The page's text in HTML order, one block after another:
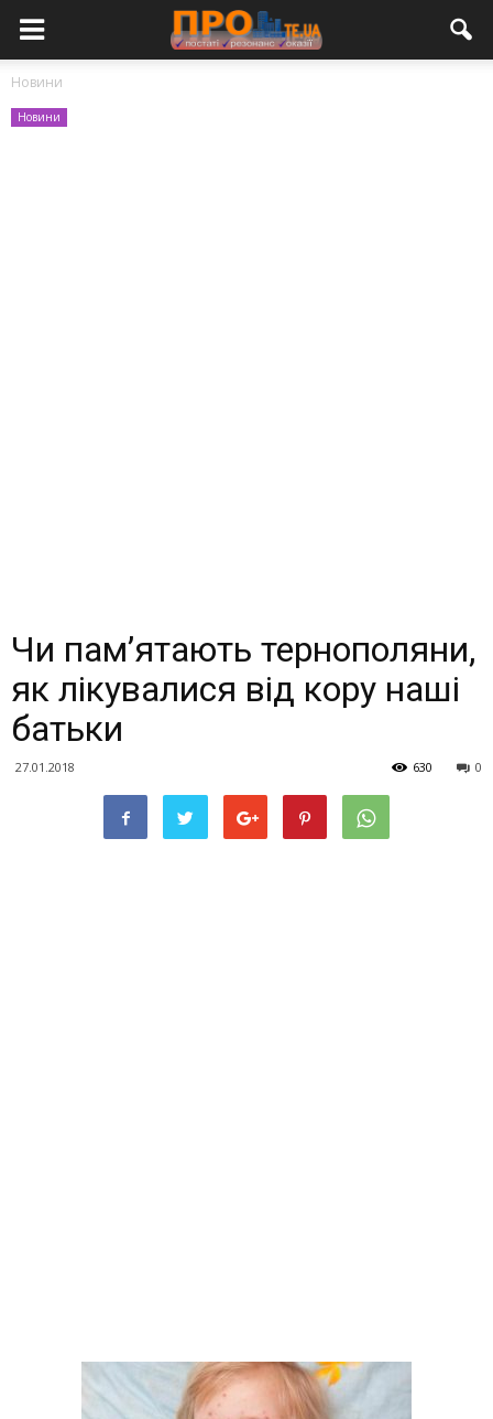
Новини
Новини
Чи пам’ятають тернополяни,
як лікувалися від кору наші
батьки
27.01.2018 0
630